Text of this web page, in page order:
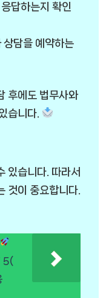
답하는지 확인
상담을 예약하는
후에도 법무사와
습니다.
있습니다. 따라서
것이 중요합니다.
5(